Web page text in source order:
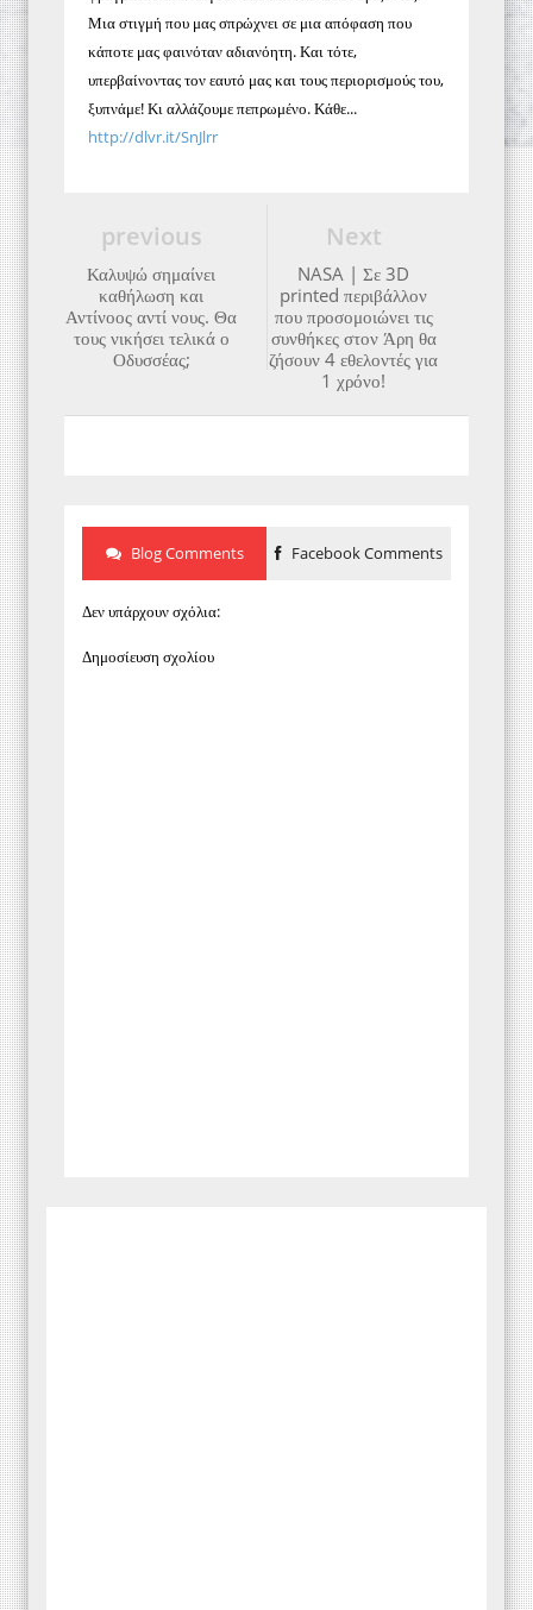
Μια στιγμή που μας σπρώχνει σε μια απόφαση που
κάποτε μας φαινόταν αδιανόητη. Και τότε,
υπερβαίνοντας τον εαυτό μας και τους περιορισμούς του,
ξυπνάμε! Κι αλλάζουμε πεπρωμένο. Κάθε...
http://dlvr.it/SnJlrr
Next
NASA | Σε 3D
printed περιβάλλον
που προσομοιώνει τις
συνθήκες στον Άρη θα
ζήσουν 4 εθελοντές για
1 χρόνο!
previous
Καλυψώ σημαίνει
καθήλωση και
Αντίνοος αντί νους. Θα
τους νικήσει τελικά ο
Οδυσσέας;
Blog Comments Facebook Comments
Δεν υπάρχουν σχόλια:
Δημοσίευση σχολίου